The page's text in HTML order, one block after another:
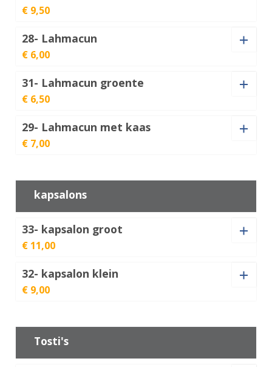
€ 9,50
Soort vlees
Lachmacun
speciaal
28- Lahmacun
€ 6,00
Lahmacun
aantal
31- Lahmacun groente
€ 6,50
Lahmacun
groente
aantal
29- Lahmacun met kaas
€ 7,00
Lahmacun
kaas
aantal
kapsalons
33- kapsalon groot
€ 11,00
Vleessoort
groot
aantal
32- kapsalon klein
€ 9,00
Tosti's